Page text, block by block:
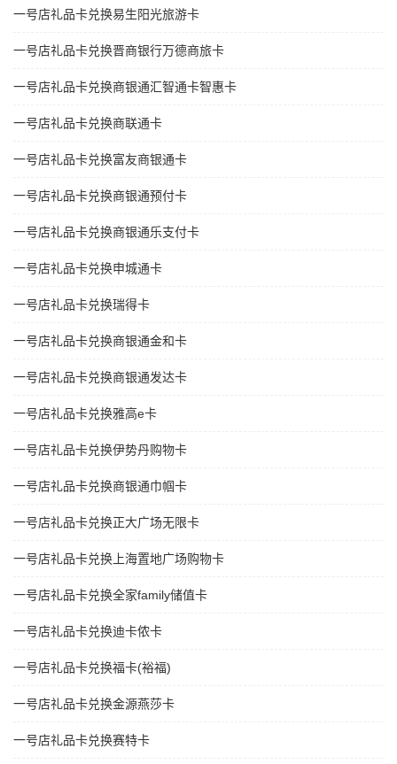
一号店礼品卡兑换易生阳光旅游卡
一号店礼品卡兑换晋商银行万德商旅卡
一号店礼品卡兑换商银通汇智通卡智惠卡
一号店礼品卡兑换商联通卡
一号店礼品卡兑换富友商银通卡
一号店礼品卡兑换商银通预付卡
一号店礼品卡兑换商银通乐支付卡
一号店礼品卡兑换申城通卡
一号店礼品卡兑换瑞得卡
一号店礼品卡兑换商银通金和卡
一号店礼品卡兑换商银通发达卡
一号店礼品卡兑换雅高e卡
一号店礼品卡兑换伊势丹购物卡
一号店礼品卡兑换商银通巾帼卡
一号店礼品卡兑换正大广场无限卡
一号店礼品卡兑换上海置地广场购物卡
一号店礼品卡兑换全家family储值卡
一号店礼品卡兑换迪卡侬卡
一号店礼品卡兑换福卡(裕福)
一号店礼品卡兑换金源燕莎卡
一号店礼品卡兑换赛特卡